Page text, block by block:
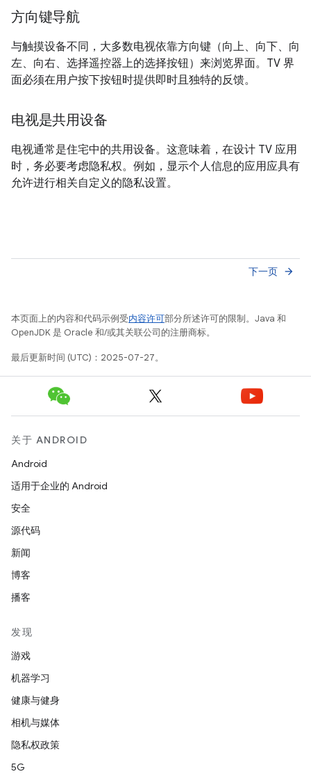
方向键导航
与触摸设备不同，大多数电视依靠方向键（向上、向下、向
左、向右、选择遥控器上的选择按钮）来浏览界面。TV 界
面必须在用户按下按钮时提供即时且独特的反馈。
电视是共用设备
电视通常是住宅中的共用设备。这意味着，在设计 TV 应用
时，务必要考虑隐私权。例如，显示个人信息的应用应具有
允许进行相关自定义的隐私设置。
下一页 arrow_forward
本页面上的内容和代码示例受内容许可部分所述许可的限制。Java 和
OpenJDK 是 Oracle 和/或其关联公司的注册商标。
最后更新时间 (UTC)：2025-07-27。
关于 ANDROID
Android
适用于企业的 Android
安全
源代码
新闻
博客
播客
发现
游戏
机器学习
健康与健身
相机与媒体
隐私权政策
5G